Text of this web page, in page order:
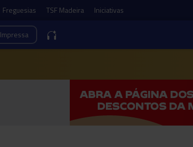
Freguesias TSF Madeira Iniciativas
Impressa